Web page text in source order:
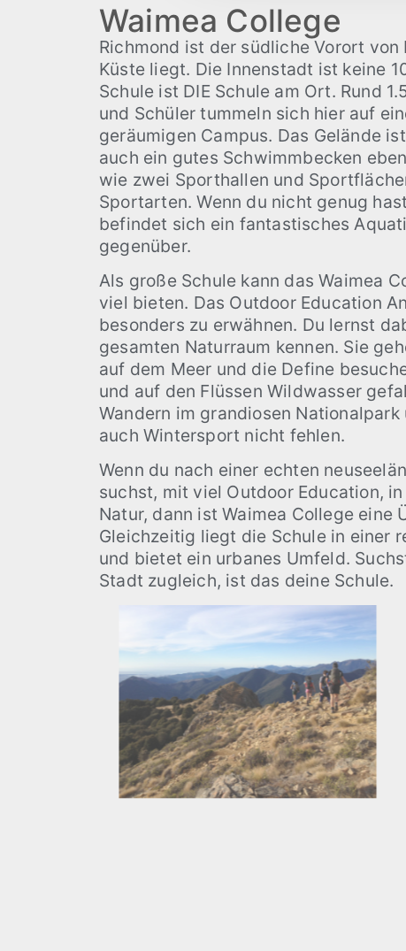
Waimea College
Richmond ist der südliche Vorort von
Küste liegt. Die Innenstadt ist keine
Schule ist DIE Schule am Ort. Rund
und Schüler tummeln sich hier auf
geräumigen Campus. Das Gelände
auch ein gutes Schwimmbecken
wie zwei Sporthallen und
Sportarten. Wenn du nicht genug
befindet sich ein fantastisches
gegenüber.
Als große Schule kann das Waimea
viel bieten. Das Outdoor Education
besonders zu erwähnen. Du lernst
gesamten Naturraum kennen. Sie
auf dem Meer und die Define
und auf den Flüssen Wildwasser
Wandern im grandiosen
auch Wintersport nicht fehlen.
Wenn du nach einer echten
suchst, mit viel Outdoor Education,
Natur, dann ist Waimea College eine
Gleichzeitig liegt die Schule in einer
und bietet ein urbanes Umfeld.
Stadt zugleich, ist das deine Schule.